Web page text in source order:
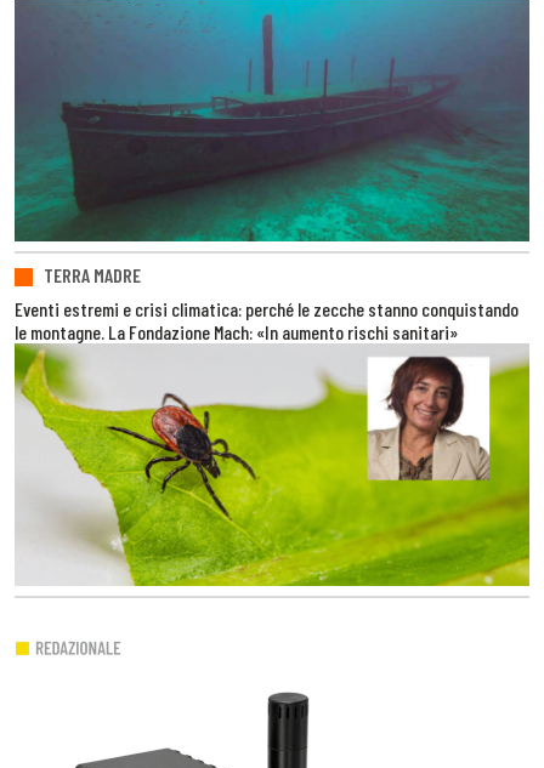
TERRA MADRE
Eventi estremi e crisi climatica: perché le zecche stanno conquistando
le montagne. La Fondazione Mach: «In aumento rischi sanitari»